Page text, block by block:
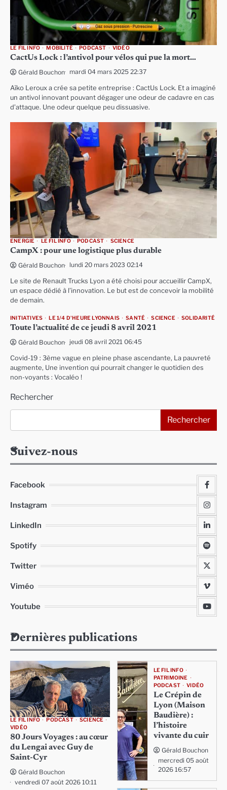
LE FIL INFO MOBILITÉ PODCAST VIDÉO
CactUs Lock : l’antivol pour vélos qui pue la mort…
Gérald Bouchon mardi 04 mars 2025 22:37
Aïko Leroux a crée sa petite entreprise : CactUs Lock. Et a imaginé
un antivol innovant pouvant dégager une odeur de cadavre en cas
d’attaque. Une odeur quelque peu dissuasive.
ENERGIE LE FIL INFO PODCAST SCIENCE
CampX : pour une logistique plus durable
Gérald Bouchon lundi 20 mars 2023 02:14
Le site de Renault Trucks Lyon a été choisi pour accueillir CampX,
un espace dédié à l’innovation. Le but est de concevoir la mobilité
de demain.
INITIATIVES LE 1/4 D'HEURE LYONNAIS SANTÉ SCIENCE SOLIDARITÉ
Toute l’actualité de ce jeudi 8 avril 2021
Gérald Bouchon jeudi 08 avril 2021 06:45
Covid-19 : 3ème vague en pleine phase ascendante, La pauvreté
augmente, Une invention qui pourrait changer le quotidien des
non-voyants : Vocaléo !
Rechercher
Rechercher
Suivez-nous
Facebook
Instagram
LinkedIn
Spotify
Twitter
Viméo
Youtube
Dernières publications
LE FIL INFO PODCAST
SCIENCE
VIDÉO
80 Jours Voyages : au cœur
du Lengai avec Guy de
Saint-Cyr
Gérald Bouchon
vendredi 07 août 2026 10:11
LE FIL INFO
PATRIMOINE
PODCAST
VIDÉO
Le Crépin de
Lyon (Maison
Baudière) :
l’histoire
vivante du cuir
Gérald Bouchon
mercredi 05 août
2026 16:57